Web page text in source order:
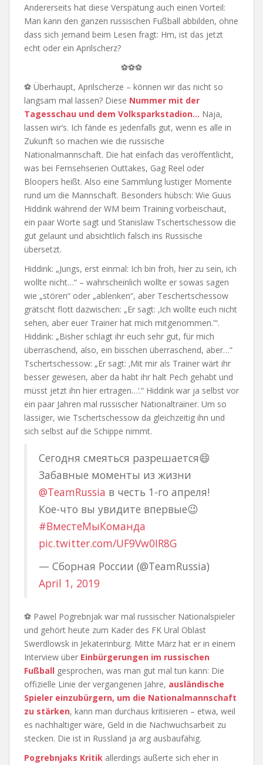
Andererseits hat diese Verspätung auch einen Vorteil:
Man kann den ganzen russischen Fußball abbilden, ohne
dass sich jemand beim Lesen fragt: Hm, ist das jetzt
echt oder ein Aprilscherz?
⚽⚽⚽
⚽ Überhaupt, Aprilscherze – können wir das nicht so
langsam mal lassen? Diese Nummer mit der
Tagesschau und dem Volksparkstadion… Naja,
lassen wir’s. Ich fände es jedenfalls gut, wenn es alle in
Zukunft so machen wie die russische
Nationalmannschaft. Die hat einfach das veröffentlicht,
was bei Fernsehserien Outtakes, Gag Reel oder
Bloopers heißt. Also eine Sammlung lustiger Momente
rund um die Mannschaft. Besonders hübsch: Wie Guus
Hiddink während der WM beim Training vorbeischaut,
ein paar Worte sagt und Stanislaw Tschertschessow die
gut gelaunt und absichtlich falsch ins Russische
übersetzt.
Hiddink: „Jungs, erst einmal: Ich bin froh, hier zu sein, ich
wollte nicht…“ – wahrscheinlich wollte er sowas sagen
wie „stören“ oder „ablenken“, aber Teschertschessow
grätscht flott dazwischen: „Er sagt: ‚Ich wollte euch nicht
sehen, aber euer Trainer hat mich mitgenommen.'“.
Hiddink: „Bisher schlagt ihr euch sehr gut, für mich
überraschend, also, ein bisschen überraschend, aber…“
Tschertschessow: „Er sagt: ‚Mit mir als Trainer wärt ihr
besser gewesen, aber da habt ihr halt Pech gehabt und
müsst jetzt ihn hier ertragen…‘.“ Hiddink war ja selbst vor
ein paar Jahren mal russischer Nationaltrainer. Um so
lässiger, wie Tschertschessow da gleichzeitig ihn und
sich selbst auf die Schippe nimmt.
Сегодня смеяться разрешается😄
Забавные моменты из жизни
@TeamRussia в честь 1-го апреля!
Кое-что вы увидите впервые😉
#ВместеМыКоманда
pic.twitter.com/UF9Vw0IR8G
— Сборная России (@TeamRussia)
April 1, 2019
⚽ Pawel Pogrebnjak war mal russischer Nationalspieler
und gehört heute zum Kader des FK Ural Oblast
Swerdlowsk in Jekaterinburg. Mitte März hat er in einem
Interview über Einbürgerungen im russischen
Fußball gesprochen, was man gut mal tun kann: Die
offizielle Linie der vergangenen Jahre, ausländische
Spieler einzubürgern, um die Nationalmannschaft
zu stärken, kann man durchaus kritisieren – etwa, weil
es nachhaltiger wäre, Geld in die Nachwuchsarbeit zu
stecken. Die ist in Russland ja arg ausbaufähig.
Pogrebnjaks Kritik allerdings äußerte sich eher in